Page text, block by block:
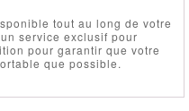
tout au long de votre
service exclusif pour
pour garantir que votre
que possible.